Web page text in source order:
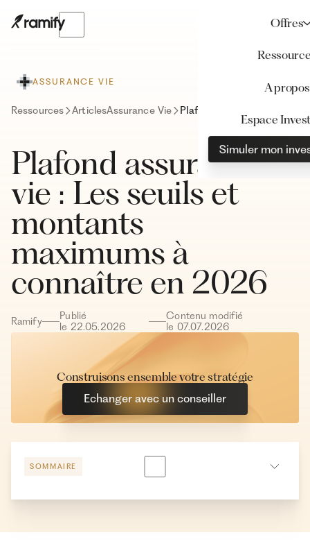
Offres
A propos
Espace
Simuler mon
ASSURANCE VIE
Ressources ArticlesAssurance Vie
Plafond assurance-
vie : Les seuils et
montants
maximums à
connaître en 2026
Ramify
Publié
le 22.05.2026
Contenu modifié
le 07.07.2026
Construisons ensemble votre stratégie
Echanger avec un conseiller
SOMMAIRE
Quel est le plafond imposable pour une assurance-vie